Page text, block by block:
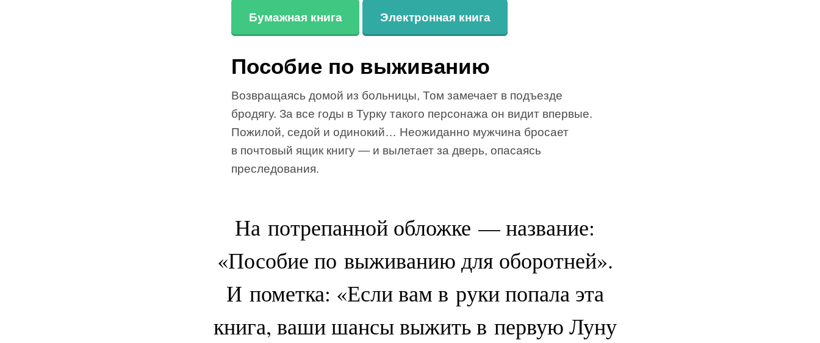
Бумажная книга Электронная книга
Пособие по выживанию
Возвращаясь домой из больницы, Том замечает в подъезде
бродягу. За все годы в Турку такого персонажа он видит впервые.
Пожилой, седой и одинокий… Неожиданно мужчина бросает
в почтовый ящик книгу — и вылетает за дверь, опасаясь
преследования.
На потрепанной обложке — название:
«Пособие по выживанию для оборотней».
И пометка: «Если вам в руки попала эта
книга, ваши шансы выжить в первую Луну